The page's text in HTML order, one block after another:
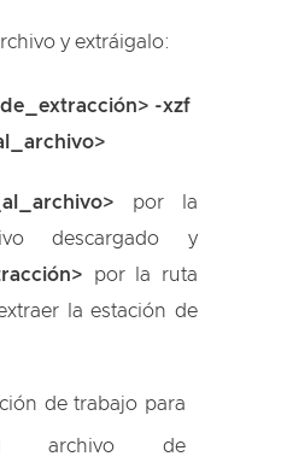
y extráigalo:
-xzf
por la
descargado y
por la ruta
la estación de
de trabajo para
archivo de